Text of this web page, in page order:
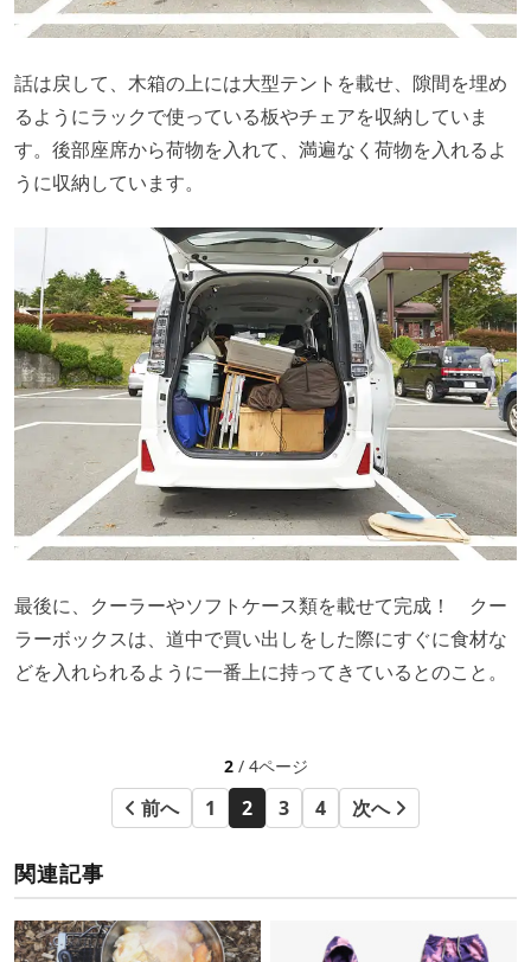
話は戻して、木箱の上には大型テントを載せ、隙間を埋め
るようにラックで使っている板やチェアを収納していま
す。後部座席から荷物を入れて、満遍なく荷物を入れるよ
うに収納しています。
最後に、クーラーやソフトケース類を載せて完成！ クー
ラーボックスは、道中で買い出しをした際にすぐに食材な
どを入れられるように一番上に持ってきているとのこと。
2/ 4ページ
前へ 1 2 3 4 次へ
関連記事